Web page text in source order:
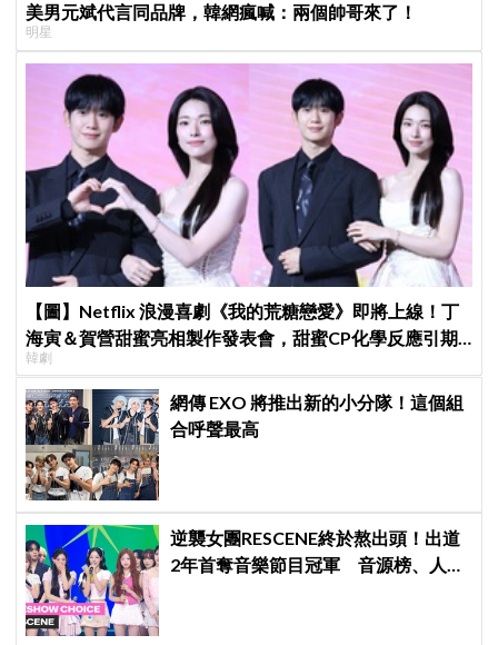
美男元斌代言同品牌，韓網瘋喊：兩個帥哥來了！
明星
【圖】Netflix 浪漫喜劇《我的荒糖戀愛》即將上線！丁
海寅＆賀營甜蜜亮相製作發表會，甜蜜CP化學反應引期
待
韓劇
網傳 EXO 將推出新的小分隊！這個組
合呼聲最高
逆襲女團RESCENE終於熬出頭！出道
2年首奪音樂節目冠軍 音源榜、人氣